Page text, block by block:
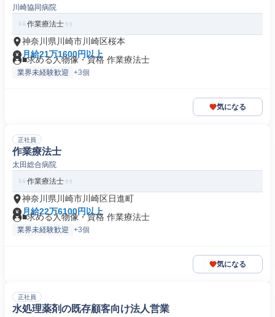
川崎協同病院
作業療法士
神奈川県川崎市川崎区桜本
月給21万1600円以上
■求める人物像・資格 作業療法士
業界未経験歓迎 +3個
気になる
正社員
作業療法士
太田総合病院
作業療法士
神奈川県川崎市川崎区日進町
月給22万6100円以上
■求める人物像・資格 作業療法士
業界未経験歓迎 +3個
気になる
正社員
水処理薬剤の既存顧客向け法人営業